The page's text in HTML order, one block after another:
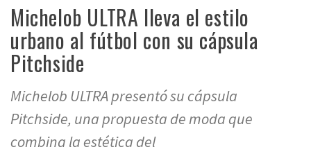
Michelob ULTRA lleva el estilo
urbano al fútbol con su cápsula
Pitchside
Michelob ULTRA presentó su cápsula
Pitchside, una propuesta de moda que
combina la estética del